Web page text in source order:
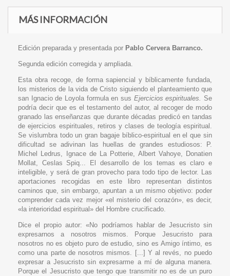
MÁS INFORMACIÓN
Edición preparada y presentada por Pablo Cervera Barranco.
Segunda edición corregida y ampliada.
Esta obra recoge, de forma sapiencial y bíblicamente fundada,
los misterios de la vida de Cristo siguiendo el planteamiento que
san Ignacio de Loyola formula en sus Ejercicios espirituales. Se
podría decir que es el testamento del autor, al recoger de modo
granado las enseñanzas que durante décadas predicó en tandas
de ejercicios espirituales, retiros y clases de teología espiritual.
Se vislumbra todo un gran bagaje bíblico-espiritual en el que sin
dificultad se adivinan las huellas de grandes estudiosos: P.
Michel Ledrus, Ignace de La Potterie, Albert Vahoye, Donatien
Mollat, Ceslas Spiq... El desarrollo de los temas es claro e
inteligible, y será de gran provecho para todo tipo de lector. Las
aportaciones recogidas en este libro representan distintos
caminos que, sin embargo, apuntan a un mismo objetivo: poder
comprender cada vez mejor «el misterio del corazón», es decir,
«la interioridad espiritual» del Hombre crucificado.
Dice el propio autor: «No podríamos hablar de Jesucristo sin
expresarnos a nosotros mismos. Porque Jesucristo para
nosotros no es objeto puro de estudio, sino es Amigo íntimo, es
como una parte de nosotros mismos. [...] Y al revés, no puedo
expresar a Jesucristo sin expresarme a mí de alguna manera.
Porque el Jesucristo que tengo que transmitir no es de un puro